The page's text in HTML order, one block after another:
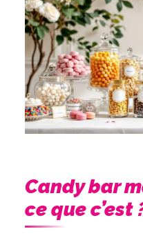
Candy bar
ce que c’est